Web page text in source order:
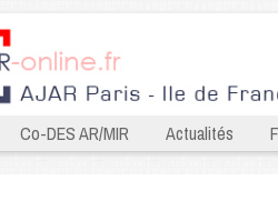
Co-DES AR/MIR Actualités